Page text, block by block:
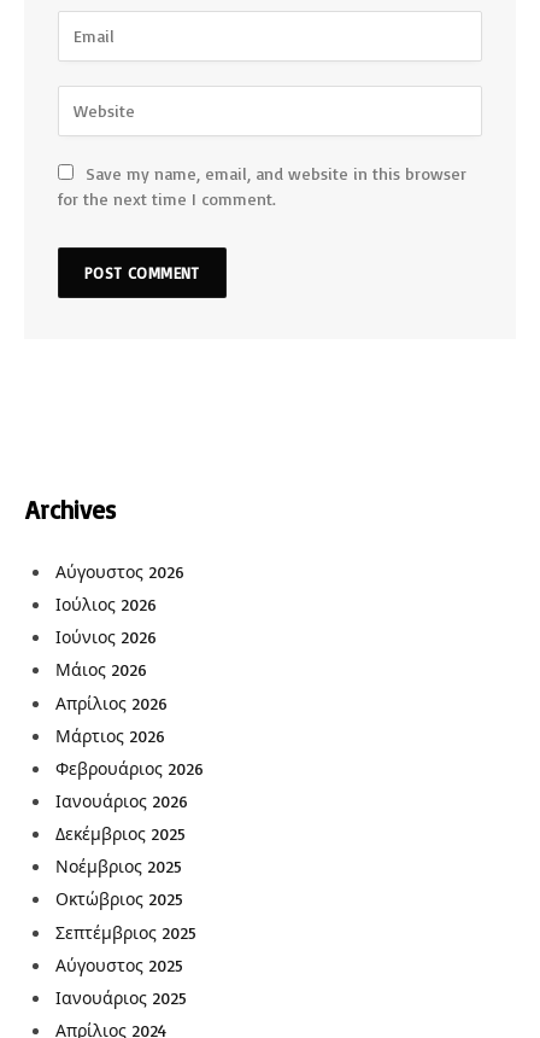
Save my name, email, and website in this browser
for the next time I comment.
Archives
Αύγουστος 2026
Ιούλιος 2026
Ιούνιος 2026
Μάιος 2026
Απρίλιος 2026
Μάρτιος 2026
Φεβρουάριος 2026
Ιανουάριος 2026
Δεκέμβριος 2025
Νοέμβριος 2025
Οκτώβριος 2025
Σεπτέμβριος 2025
Αύγουστος 2025
Ιανουάριος 2025
Απρίλιος 2024